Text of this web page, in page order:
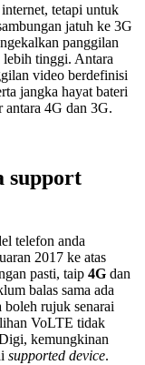
tetapi untuk
jatuh ke 3G
panggilan
tinggi. Antara
video berdefinisi
jangka hayat bateri
4G dan 3G.
support
telefon anda
2017 ke atas
pasti, taip 4G dan
balas sama ada
rujuk senarai
VoLTE tidak
kemungkinan
supported device.